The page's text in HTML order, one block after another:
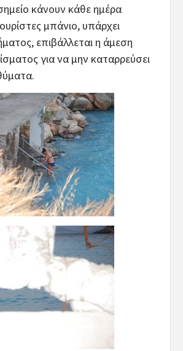
κάνουν κάθε ημέρα
μπάνιο, υπάρχει
επιβάλλεται η άμεση
για να μην καταρρεύσει